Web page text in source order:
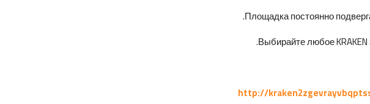
Площадка постоянно
Выбирайте любое
http://